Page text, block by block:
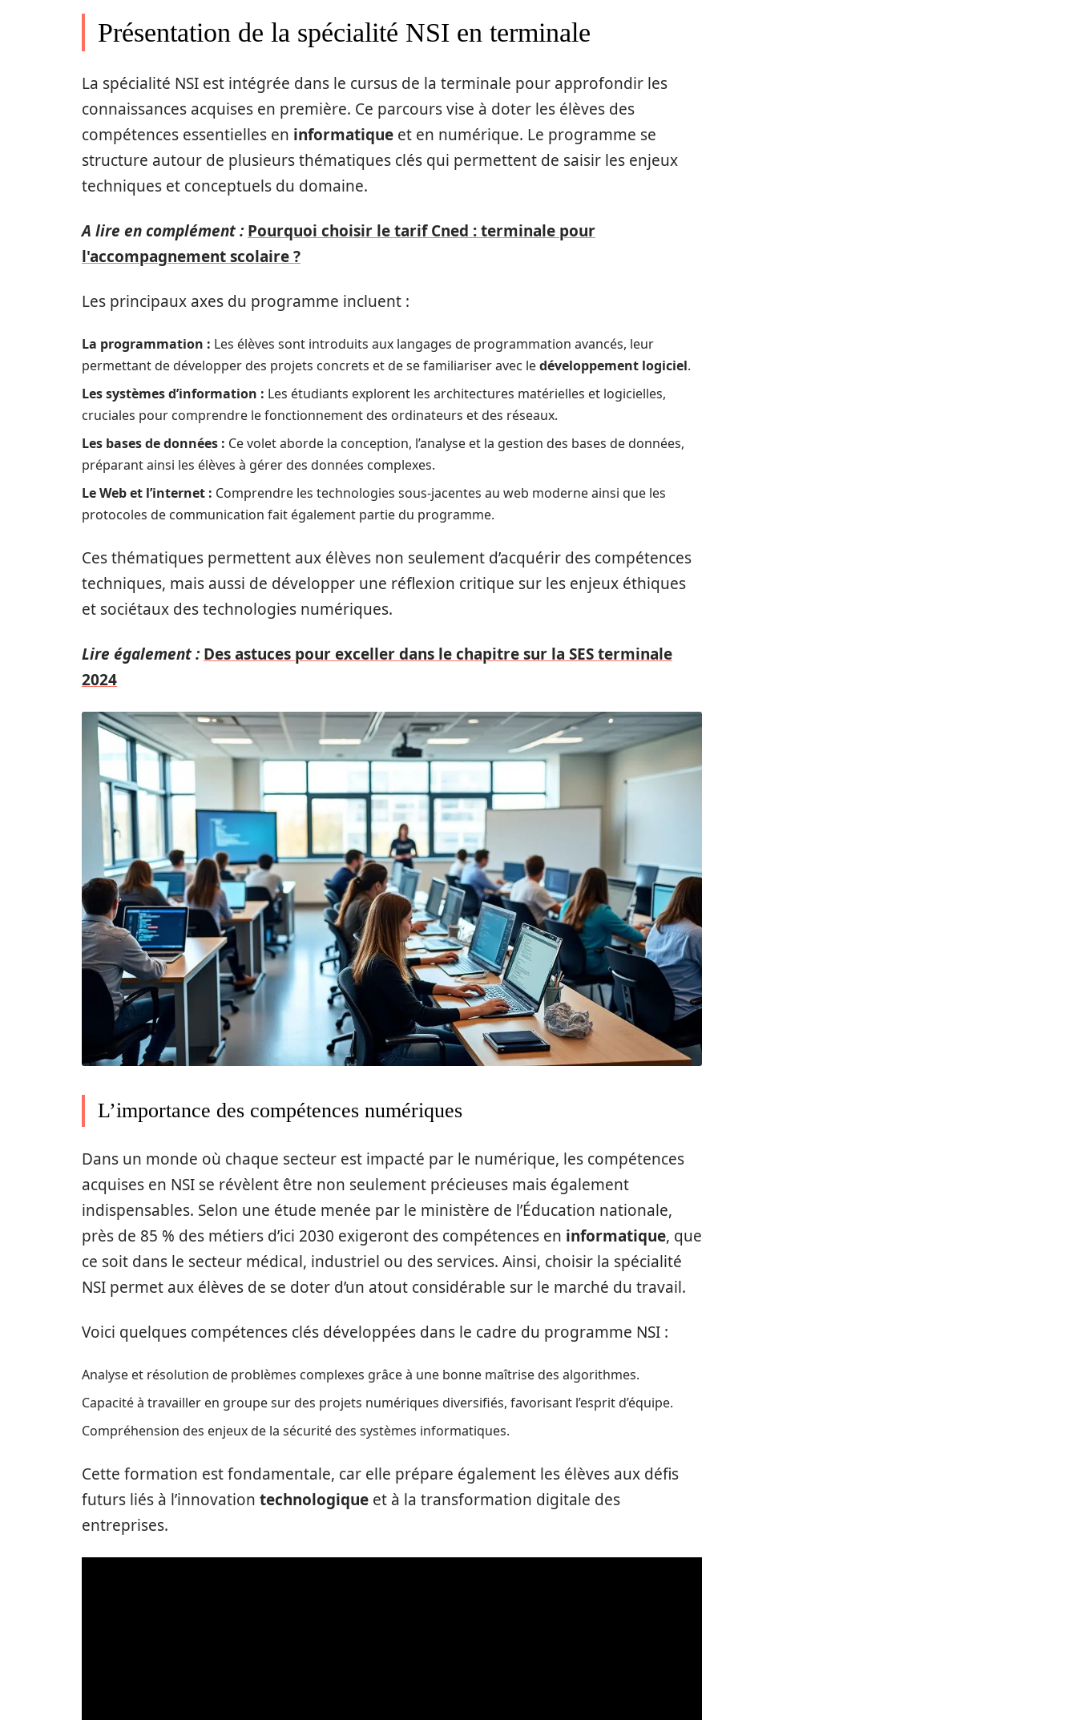
Présentation de la spécialité NSI en terminale
La spécialité NSI est intégrée dans le cursus de la terminale pour approfondir les
connaissances acquises en première. Ce parcours vise à doter les élèves des
compétences essentielles en informatique et en numérique. Le programme se
structure autour de plusieurs thématiques clés qui permettent de saisir les enjeux
techniques et conceptuels du domaine.
A lire en complément : Pourquoi choisir le tarif Cned : terminale pour
l'accompagnement scolaire ?
Les principaux axes du programme incluent :
La programmation : Les élèves sont introduits aux langages de programmation avancés, leur
permettant de développer des projets concrets et de se familiariser avec ledéveloppement logiciel.
Les systèmes d’information : Les étudiants explorent les architectures matérielles et logicielles,
cruciales pour comprendre le fonctionnement des ordinateurs et des réseaux.
Les bases de données : Ce volet aborde la conception, l’analyse et la gestion des bases de données,
préparant ainsi les élèves à gérer des données complexes.
Le Web et l’internet : Comprendre les technologies sous-jacentes au web moderne ainsi que les
protocoles de communication fait également partie du programme.
Ces thématiques permettent aux élèves non seulement d’acquérir des compétences
techniques, mais aussi de développer une réflexion critique sur les enjeux éthiques
et sociétaux des technologies numériques.
Lire également : Des astuces pour exceller dans le chapitre sur la SES terminale
2024
L’importance des compétences numériques
Dans un monde où chaque secteur est impacté par le numérique, les compétences
acquises en NSI se révèlent être non seulement précieuses mais également
indispensables. Selon une étude menée par le ministère de l’Éducation nationale,
près de 85 % des métiers d’ici 2030 exigeront des compétences en informatique, que
ce soit dans le secteur médical, industriel ou des services. Ainsi, choisir la spécialité
NSI permet aux élèves de se doter d’un atout considérable sur le marché du travail.
Voici quelques compétences clés développées dans le cadre du programme NSI :
Analyse et résolution de problèmes complexes grâce à une bonne maîtrise des algorithmes.
Capacité à travailler en groupe sur des projets numériques diversifiés, favorisant l’esprit d’équipe.
Compréhension des enjeux de la sécurité des systèmes informatiques.
Cette formation est fondamentale, car elle prépare également les élèves aux défis
futurs liés à l’innovation technologique et à la transformation digitale des
entreprises.